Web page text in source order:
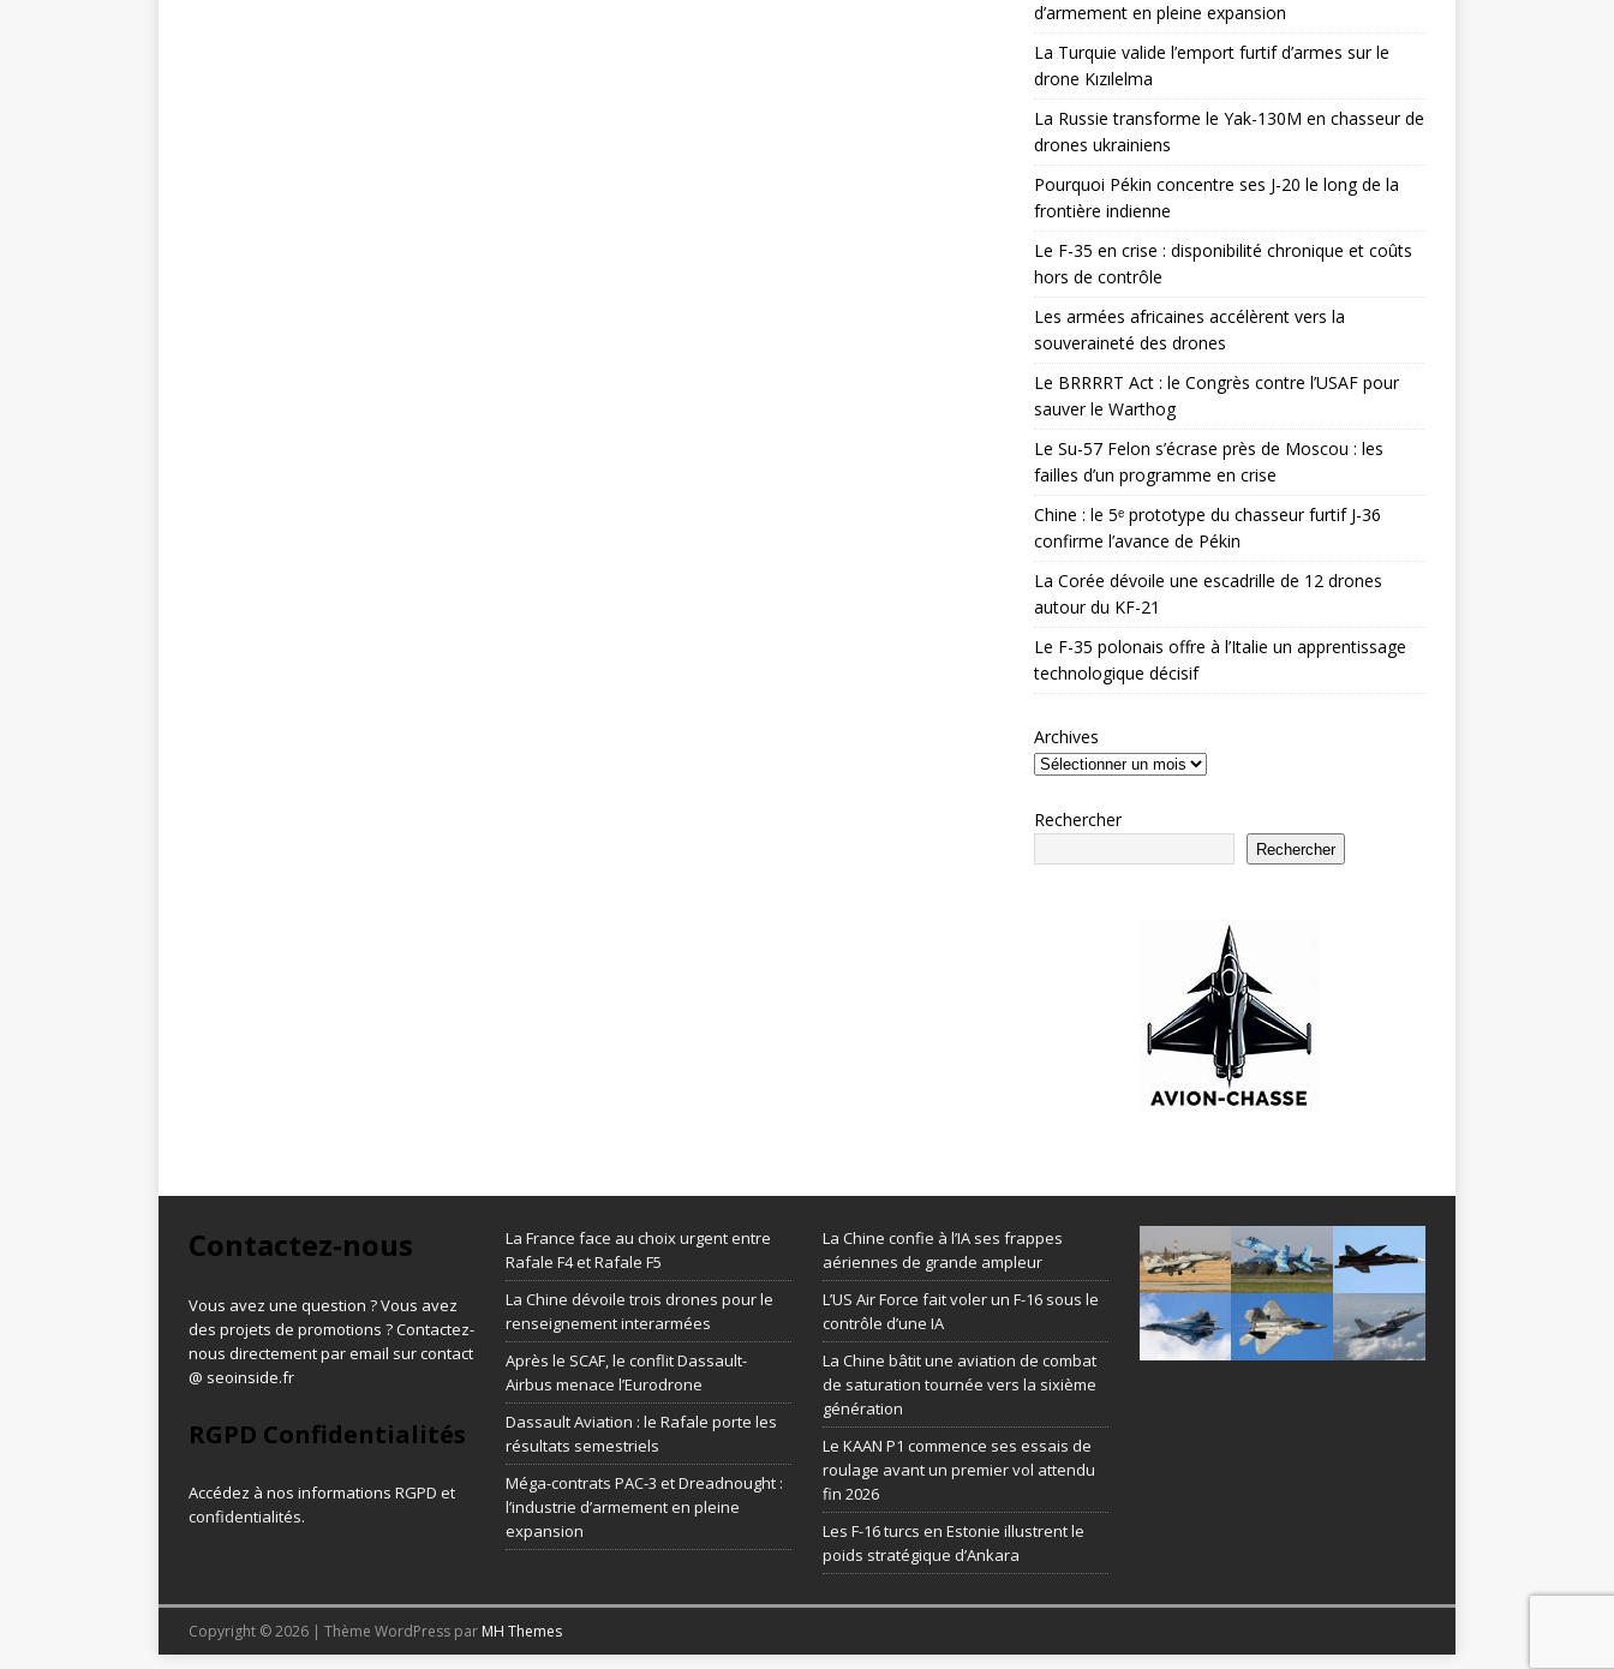
d’armement en pleine expansion
La Turquie valide l’emport furtif d’armes sur le
drone Kızılelma
La Russie transforme le Yak-130M en chasseur de
drones ukrainiens
Pourquoi Pékin concentre ses J-20 le long de la
frontière indienne
Le F-35 en crise : disponibilité chronique et coûts
hors de contrôle
Les armées africaines accélèrent vers la
souveraineté des drones
Le BRRRRT Act : le Congrès contre l’USAF pour
sauver le Warthog
Le Su-57 Felon s’écrase près de Moscou : les
failles d’un programme en crise
Chine : le 5ᵉ prototype du chasseur furtif J-36
confirme l’avance de Pékin
La Corée dévoile une escadrille de 12 drones
autour du KF-21
Le F-35 polonais offre à l’Italie un apprentissage
technologique décisif
Archives
Rechercher
Rechercher
Contactez-nous
Vous avez une question ? Vous avez
des projets de promotions ? Contactez-
nous directement par email sur contact
@ seoinside.fr
RGPD Confidentialités
Accédez à nos informations RGPD et
confidentialités.
La France face au choix urgent entre
Rafale F4 et Rafale F5
La Chine dévoile trois drones pour le
renseignement interarmées
Après le SCAF, le conflit Dassault-
Airbus menace l’Eurodrone
Dassault Aviation : le Rafale porte les
résultats semestriels
Méga-contrats PAC-3 et Dreadnought :
l’industrie d’armement en pleine
expansion
La Chine confie à l’IA ses frappes
aériennes de grande ampleur
L’US Air Force fait voler un F-16 sous le
contrôle d’une IA
La Chine bâtit une aviation de combat
de saturation tournée vers la sixième
génération
Le KAAN P1 commence ses essais de
roulage avant un premier vol attendu
fin 2026
Les F-16 turcs en Estonie illustrent le
poids stratégique d’Ankara
Copyright © 2026 | Thème WordPress par MH Themes